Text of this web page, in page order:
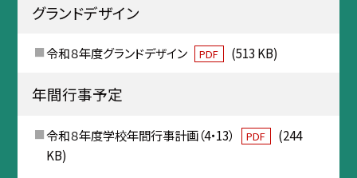
グランドデザイン
令和８年度グランドデザイン PDF (513 KB)
年間行事予定
令和８年度学校年間行事計画（4・13） PDF
(244
KB)